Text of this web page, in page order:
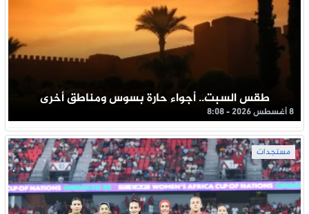
طقس السبت.. أجواء حارة بسوس ومناطق أخرى
8 أغسطس 2026 - 8:08
مستجدات